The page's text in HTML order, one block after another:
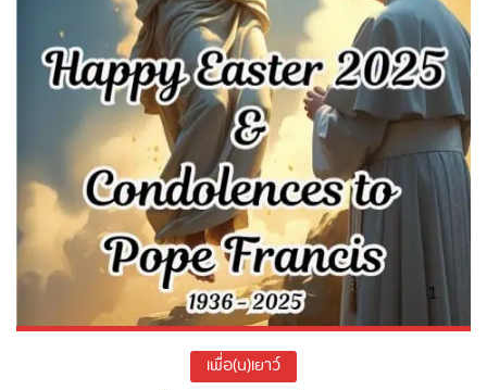
เพื่อ(น)เยาว์